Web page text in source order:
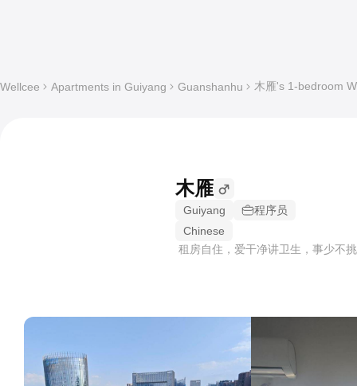
Wellcee Apartments in Guiyang Guanshanhu 木雁's 1-bedroom
木雁
Guiyang
程序员
Chinese
租房自住，爱干净讲卫生，事少不